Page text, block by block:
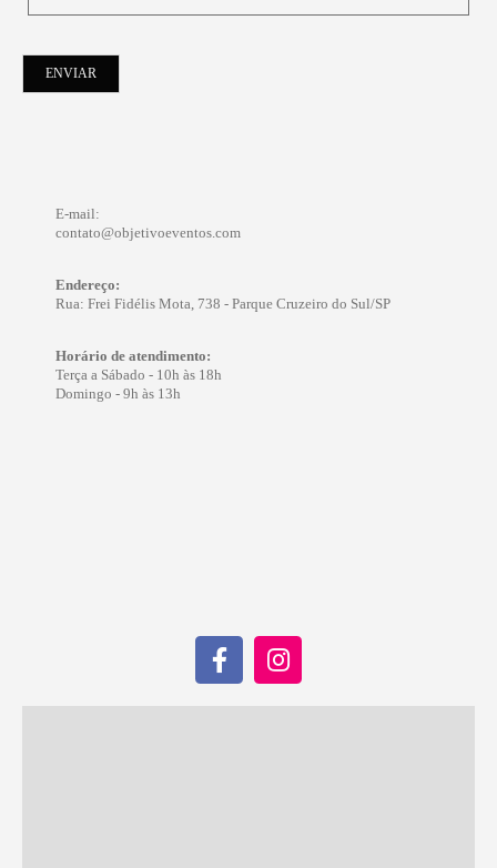
ENVIAR
E-mail:
contato@objetivoeventos.com
Endereço:
Rua: Frei Fidélis Mota, 738 - Parque Cruzeiro do Sul/SP
Horário de atendimento:
Terça a Sábado - 10h às 18h
Domingo - 9h às 13h